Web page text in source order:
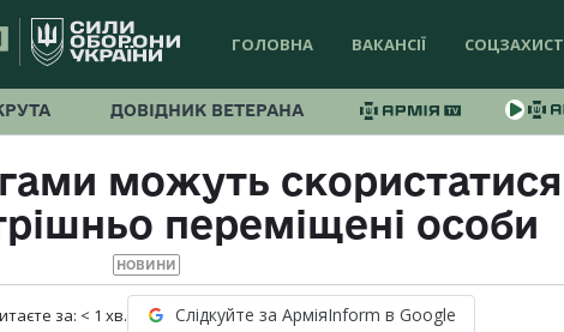
ГОЛОВНА ВАКАНСІЇ СОЦЗАХИСТ
ДОВІДНИК ВЕТЕРАНА
можуть скористатися
переміщені особи
НОВИНИ
за: < 1 хв. Слідкуйте за АрміяInform в Google